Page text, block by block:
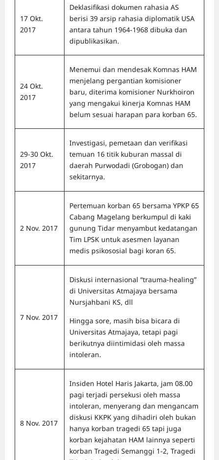
17 Okt.
2017
Deklasifikasi dokumen rahasia AS
berisi 39 arsip rahasia diplomatik USA
antara tahun 1964-1968 dibuka dan
dipublikasikan.
24 Okt.
2017
Menemui dan mendesak Komnas HAM
menjelang pergantian komisioner
baru, diterima komisioner Nurkhoiron
yang mengakui kinerja Komnas HAM
belum sesuai harapan para korban 65.
29-30 Okt.
2017
Investigasi, pemetaan dan verifikasi
temuan 16 titik kuburan massal di
daerah Purwodadi (Grobogan) dan
sekitarnya.
2 Nov. 2017
Pertemuan korban 65 bersama YPKP 65
Cabang Magelang berkumpul di kaki
gunung Tidar menyambut kedatangan
Tim LPSK untuk asesmen layanan
medis psikososial bagi koran 65.
7 Nov. 2017
Diskusi internasional “trauma-healing”
di Universitas Atmajaya bersama
Nursjahbani KS, dll
Hingga sore, masih bisa bicara di
Universitas Atmajaya, tetapi pagi
berikutnya diintimidasi oleh massa
intoleran.
8 Nov. 2017
Insiden Hotel Haris Jakarta, jam 08.00
pagi terjadi persekusi oleh massa
intoleran, menyerang dan mengancam
diskusi KKPK yang dihadiri oleh bukan
hanya korban tragedi 65 tapi juga
korban kejahatan HAM lainnya seperti
korban Tragedi Semanggi 1-2, Tragedi